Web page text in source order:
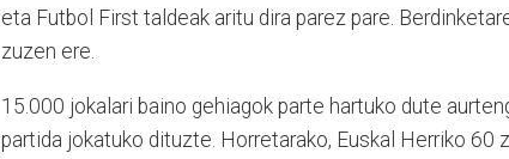
eta Futbol First taldeak aritu dira parez pare.
zuzen ere.
15.000 jokalari baino gehiagok parte hartuko dute
partida jokatuko dituzte. Horretarako, Euskal Herriko 60